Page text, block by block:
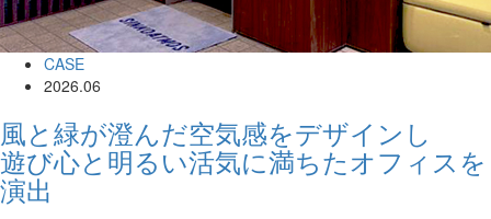
CASE
2026.06
風と緑が澄んだ空気感をデザインし
遊び心と明るい活気に満ちたオフィスを
演出